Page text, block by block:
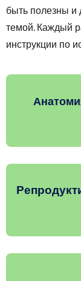
быть полезны и
темой. Каждый
инструкции по